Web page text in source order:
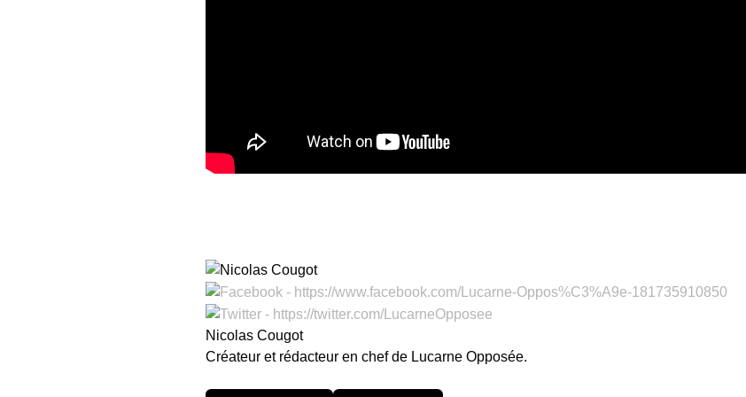
Nicolas Cougot
Créateur et rédacteur en chef de Lucarne Opposée.